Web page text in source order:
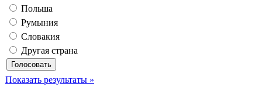
Польша
Румыния
Словакия
Другая страна
Показать результаты »